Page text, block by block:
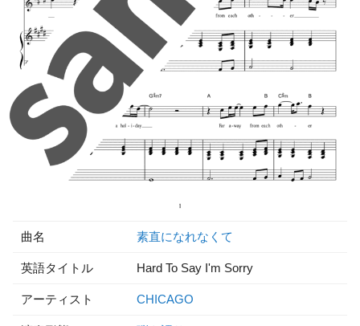
曲名 素直になれなくて
英語タイトル Hard To Say I'm Sorry
アーティスト CHICAGO